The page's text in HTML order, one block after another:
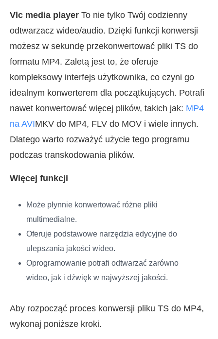
Vlc media player To nie tylko Twój codzienny
odtwarzacz wideo/audio. Dzięki funkcji konwersji
możesz w sekundę przekonwertować pliki TS do
formatu MP4. Zaletą jest to, że oferuje
kompleksowy interfejs użytkownika, co czyni go
idealnym konwerterem dla początkujących. Potrafi
nawet konwertować więcej plików, takich jak: MP4
na AVIMKV do MP4, FLV do MOV i wiele innych.
Dlatego warto rozważyć użycie tego programu
podczas transkodowania plików.
Więcej funkcji
Może płynnie konwertować różne pliki
multimedialne.
Oferuje podstawowe narzędzia edycyjne do
ulepszania jakości wideo.
Oprogramowanie potrafi odtwarzać zarówno
wideo, jak i dźwięk w najwyższej jakości.
Aby rozpocząć proces konwersji pliku TS do MP4,
wykonaj poniższe kroki.